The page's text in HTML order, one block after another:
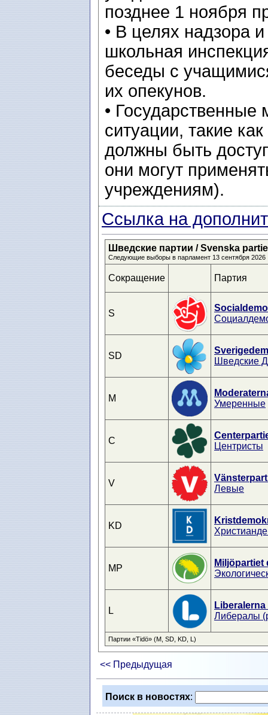
позднее 1 ноября
• В целях надзора
школьная
беседы с
их опекунов.
•
ситуации, такие
должны быть
они могут
учреждениям).
Ссылка на
Шведские партии / Svenska
Следующие выборы в парламент 13 сентября 2026
Сокращение Партия
S
SD
Шведские
M
Умеренные
C
Центристы
V
Левые
KD
MP
Miljöpartiet
L
Liberalerna
Либералы
Партии «Tidö» (M, SD, KD, L)
<< Предыдущая
Поиск в новостях: